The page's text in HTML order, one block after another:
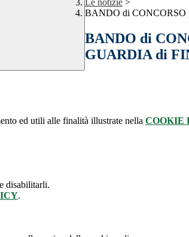
Le notizie >
BANDO di
BANDO di
GUARDIA di
ed utili alle finalità illustrate nella COOKIE
disabilitarli.
.